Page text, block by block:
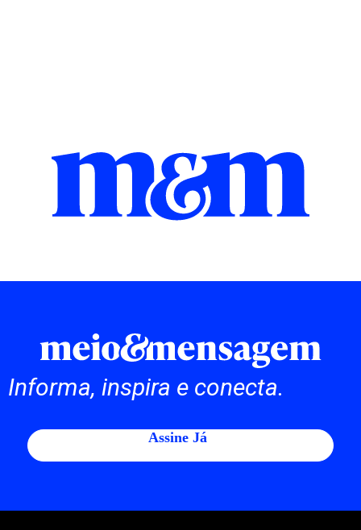
Informa, inspira e conecta.
Assine Já